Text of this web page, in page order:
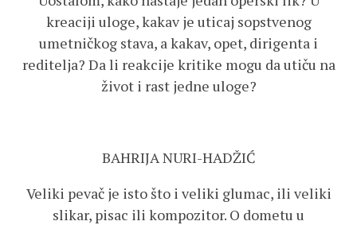
kreaciji uloge, kakav je uticaj sopstvenog
umetničkog stava, a kakav, opet, dirigenta i
reditelja? Da li reakcije kritike mogu da utiču na
život i rast jedne uloge?
BAHRIJA NURI-HADŽIĆ
Veliki pevač je isto što i veliki glumac, ili veliki
slikar, pisac ili kompozitor. O dometu u